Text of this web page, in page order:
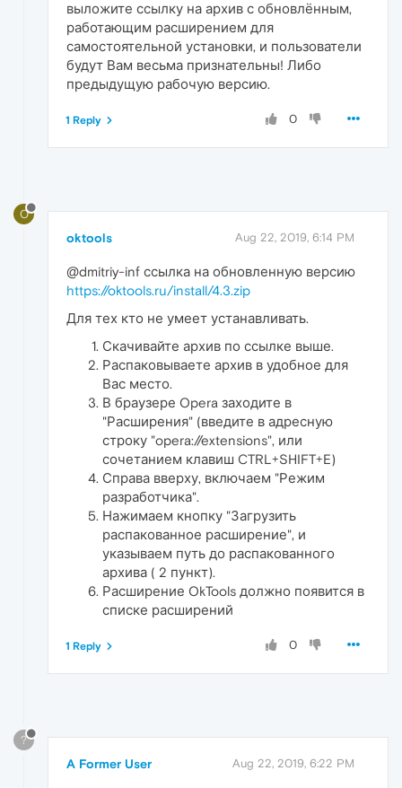
выложите ссылку на архив с обновлённым,
работающим расширением для
самостоятельной установки, и пользователи
будут Вам весьма признательны! Либо
предыдущую рабочую версию.
0
1 Reply
O
oktools Aug 22, 2019, 6:14 PM
@dmitriy-inf ссылка на обновленную версию
https://oktools.ru/install/4.3.zip
Для тех кто не умеет устанавливать.
Скачивайте архив по ссылке выше.
Распаковываете архив в удобное для
Вас место.
В браузере Opera заходите в
"Расширения" (введите в адресную
строку "opera://extensions", или
сочетанием клавиш CTRL+SHIFT+E)
Справа вверху, включаем "Режим
разработчика".
Нажимаем кнопку "Загрузить
распакованное расширение", и
указываем путь до распакованного
архива ( 2 пункт).
Расширение OkTools должно появится в
списке расширений
0
1 Reply
?
A Former User Aug 22, 2019, 6:22 PM